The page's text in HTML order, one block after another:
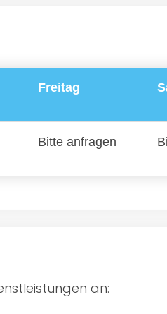
Freitag
Bitte anfragen
an: